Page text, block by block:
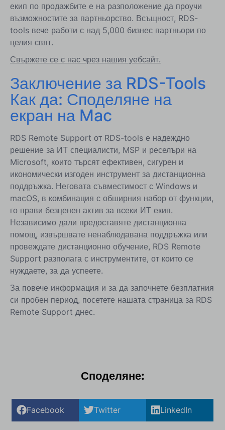
екип по продажбите е на разположение да проучи
възможностите за партньорство. Всъщност, RDS-
tools вече работи с над 5,000 бизнес партньори по
целия свят.
Свържете се с нас чрез нашия уебсайт.
Заключение за RDS-Tools
Как да: Споделяне на
екран на Mac
RDS Remote Support от RDS-tools е надеждно
решение за ИТ специалисти, MSP и реселъри на
Microsoft, които търсят ефективен, сигурен и
икономически изгоден инструмент за дистанционна
поддръжка. Неговата съвместимост с Windows и
macOS, в комбинация с обширния набор от функции,
го прави безценен актив за всеки ИТ екип.
Независимо дали предоставяте дистанционна
помощ, извършвате ненаблюдавана поддръжка или
провеждате дистанционно обучение, RDS Remote
Support разполага с инструментите, от които се
нуждаете, за да успеете.
За повече информация и за да започнете безплатния
си пробен период, посетете нашата страница за RDS
Remote Support днес.
Споделяне:
Facebook Twitter LinkedIn